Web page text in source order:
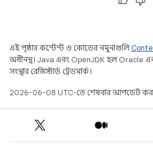
এই পৃষ্ঠার কন্টেন্ট ও কোডের নমুনাগুলি
অধীনস্থ। Java এবং OpenJDK হল Oracle
সংস্থার রেজিস্টার্ড ট্রেডমার্ক।
2026-06-08 UTC-তে শেষবার আপডেট করা